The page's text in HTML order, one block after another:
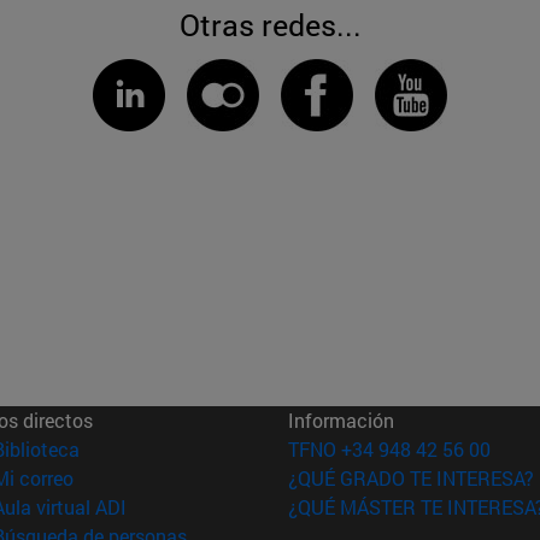
Otras redes...
directos
(abre en nueva ventana)
correo(abre en nueva ventana)
virtual ADI (abre en nueva ventana)
Información
TFNO +34 948 42 56 00
¿QUÉ GRADO TE INTERESA?
¿QUÉ MÁSTER TE